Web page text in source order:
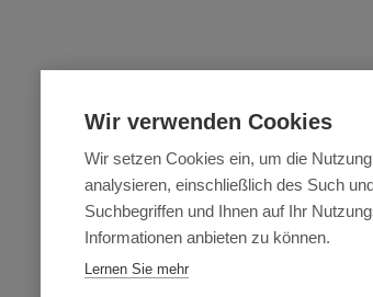
Wir verwenden Cookies
Wir setzen Cookies ein, um die
analysieren, einschließlich des Such
Suchbegriffen und Ihnen auf Ihr
Informationen anbieten zu können.
Lernen Sie mehr